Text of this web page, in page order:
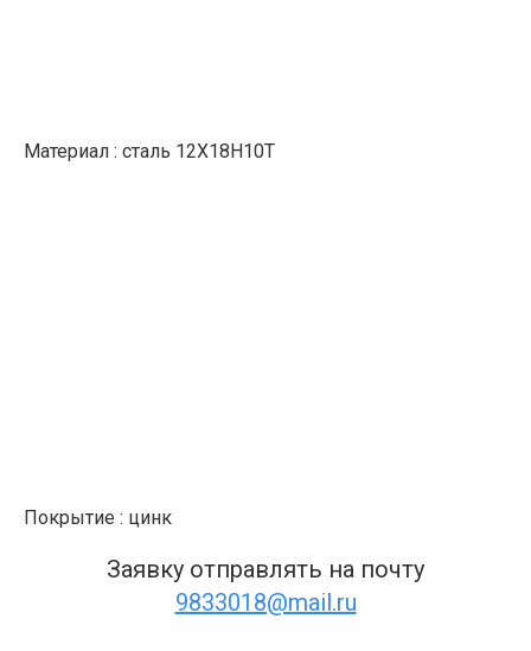
Материал : сталь 12Х18Н10Т
Покрытие : цинк
Заявку отправлять на почту
9833018@mail.ru